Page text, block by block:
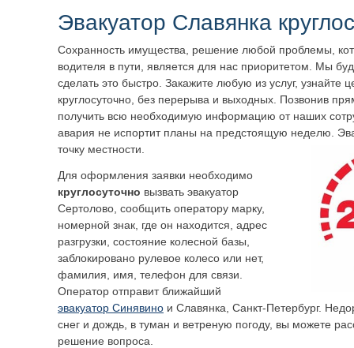
Эвакуатор Славянка
Сохранность имущества, решение любой проблемы,
водителя в пути, является для нас приоритетом. Мы
сделать это быстро. Закажите любую из услуг, узнайте
круглосуточно, без перерыва и выходных. Позвонив
получить всю необходимую информацию от наших
авария не испортит планы на предстоящую неделю.
точку местности.
Для оформления заявки необходимо
круглосуточно вызвать эвакуатор
Сертолово , сообщить оператору марку,
номерной знак, где он находится, адрес
разгрузки, состояние колесной базы,
заблокировано рулевое колесо или нет,
фамилия, имя, телефон для связи.
Оператор отправит ближайший
эвакуатор Синявино и Славянка , Санкт-Петербург.
снег и дождь, в туман и ветреную погоду, вы можете
решение вопроса.